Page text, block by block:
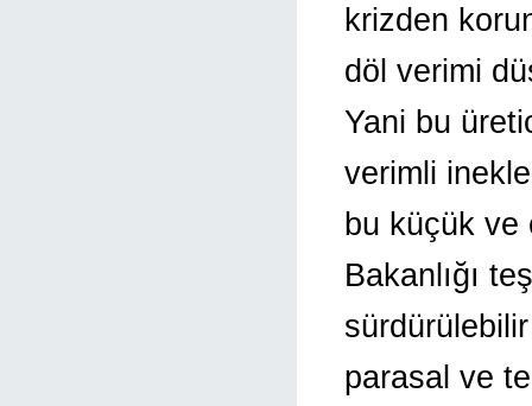
krizden
döl verimi
Yani bu
verimli
bu küçük ve
Bakanlığı
parasal ve